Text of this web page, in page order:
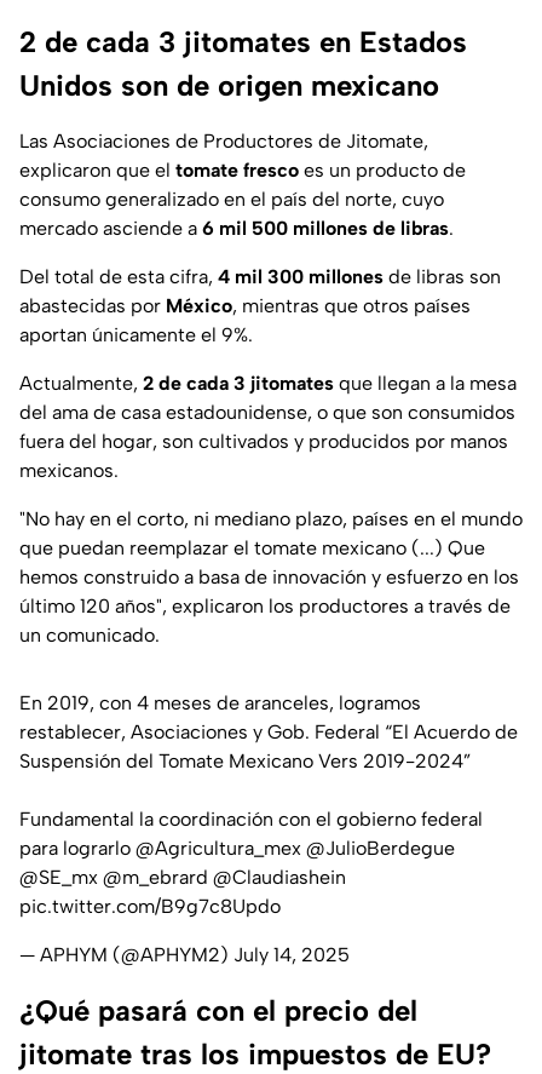
2 de cada 3 jitomates en Estados
Unidos son de origen mexicano
Las Asociaciones de Productores de Jitomate,
explicaron que el tomate fresco es un producto de
consumo generalizado en el país del norte, cuyo
mercado asciende a 6 mil 500 millones de libras.
Del total de esta cifra, 4 mil 300 millones de libras son
abastecidas por México, mientras que otros países
aportan únicamente el 9%.
Actualmente, 2 de cada 3 jitomates que llegan a la mesa
del ama de casa estadounidense, o que son consumidos
fuera del hogar, son cultivados y producidos por manos
mexicanos.
"No hay en el corto, ni mediano plazo, países en el mundo
que puedan reemplazar el tomate mexicano (...) Que
hemos construido a basa de innovación y esfuerzo en los
último 120 años", explicaron los productores a través de
un comunicado.
En 2019, con 4 meses de aranceles, logramos
restablecer, Asociaciones y Gob. Federal “El Acuerdo de
Suspensión del Tomate Mexicano Vers 2019-2024”
Fundamental la coordinación con el gobierno federal
para lograrlo @Agricultura_mex @JulioBerdegue
@SE_mx @m_ebrard @Claudiashein
pic.twitter.com/B9g7c8Updo
— APHYM (@APHYM2) July 14, 2025
¿Qué pasará con el precio del
jitomate tras los impuestos de EU?